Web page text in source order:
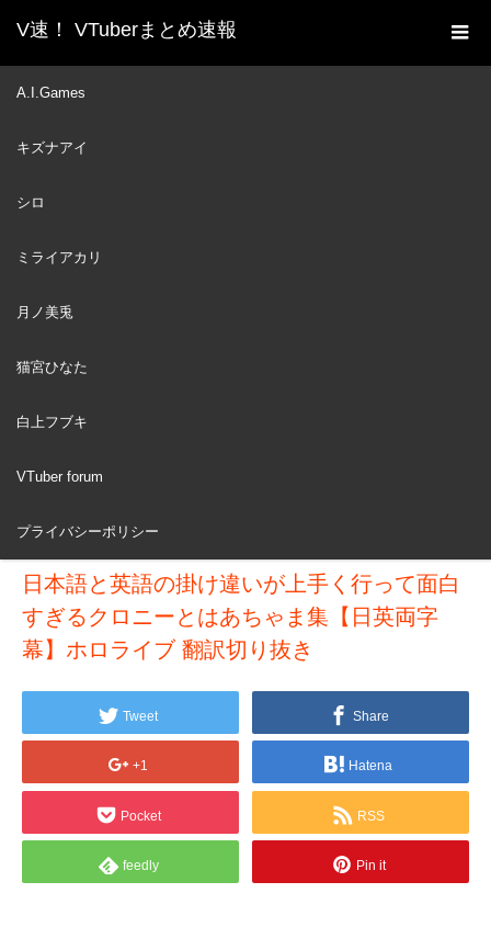
V速！ VTuberまとめ速報
A.I.Games
キズナアイ
シロ
ミライアカリ
月ノ美兎
猫宮ひなた
白上フブキ
VTuber forum
プライバシーポリシー
ホーム
新着動画一覧
ホロライブ 翻訳切り抜き
DEC
日本語と英語の掛け違いが上手く行って面白
すぎるクロニーとはあちゃま集【日英両字
幕】ホロライブ 翻訳切り抜き
Tweet Share
+1 Hatena
Pocket RSS
feedly Pin it